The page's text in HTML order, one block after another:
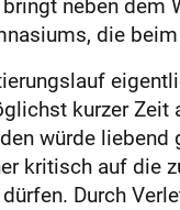
die
kurzer Zeit
würde
kritisch auf die
Durch